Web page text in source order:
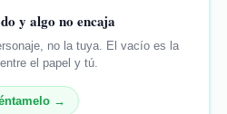
y algo no encaja
no la tuya. El vacío es la
el papel y tú.
→